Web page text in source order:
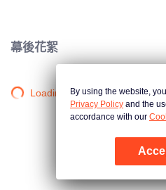
幕後花絮
Loading…By using the website,
Privacy Policy and the
accordance with our